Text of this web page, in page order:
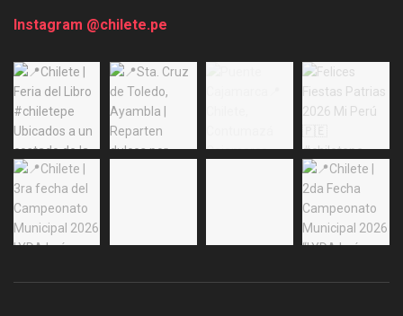
Instagram @chilete.pe